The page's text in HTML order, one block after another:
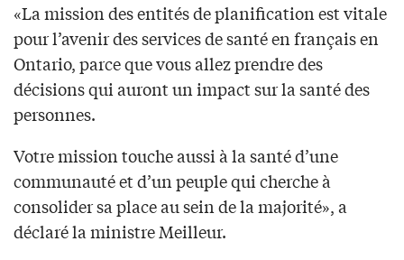
«La mission des entités de planification est vitale
pour l’avenir des services de santé en français en
Ontario, parce que vous allez prendre des
décisions qui auront un impact sur la santé des
personnes.
Votre mission touche aussi à la santé d’une
communauté et d’un peuple qui cherche à
consolider sa place au sein de la majorité», a
déclaré la ministre Meilleur.